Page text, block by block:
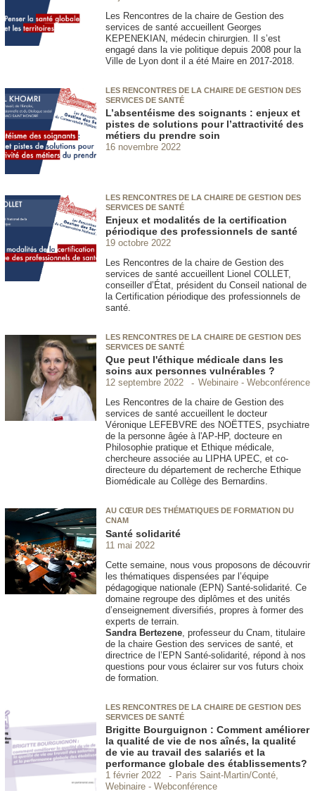
Les Rencontres de la chaire de Gestion des
services de santé accueillent Georges
KEPENEKIAN, médecin chirurgien. Il s’est
engagé dans la vie politique depuis 2008 pour la
Ville de Lyon dont il a été Maire en 2017-2018.
LES RENCONTRES DE LA CHAIRE DE GESTION DES
SERVICES DE SANTÉ
L’absentéisme des soignants : enjeux et
pistes de solutions pour l’attractivité des
métiers du prendre soin
16 novembre 2022
LES RENCONTRES DE LA CHAIRE DE GESTION DES
SERVICES DE SANTÉ
Enjeux et modalités de la certification
périodique des professionnels de santé
19 octobre 2022
Les Rencontres de la chaire de Gestion des
services de santé accueillent Lionel COLLET,
conseiller d’État, président du Conseil national de
la Certification périodique des professionnels de
santé.
LES RENCONTRES DE LA CHAIRE DE GESTION DES
SERVICES DE SANTÉ
Que peut l'éthique médicale dans les
soins aux personnes vulnérables ?
12 septembre 2022
Webinaire - Webconférence
Les Rencontres de la chaire de Gestion des
services de santé accueillent le docteur
Véronique LEFEBVRE des NOËTTES, psychiatre
de la personne âgée à l'AP-HP, docteure en
Philosophie pratique et Ethique médicale,
chercheure associée au LIPHA UPEC, et co-
directeure du département de recherche Ethique
Biomédicale au Collège des Bernardins.
AU CŒUR DES THÉMATIQUES DE FORMATION DU
CNAM
Santé solidarité
11 mai 2022
Cette semaine, nous vous proposons de découvrir
les thématiques dispensées par l’équipe
pédagogique nationale (EPN) Santé-solidarité. Ce
domaine regroupe des diplômes et des unités
d’enseignement diversifiés, propres à former des
experts de terrain.
Sandra Bertezene , professeur du Cnam, titulaire
de la chaire Gestion des services de santé, et
directrice de l’EPN Santé-solidarité, répond à nos
questions pour vous éclairer sur vos futurs choix
de formation.
LES RENCONTRES DE LA CHAIRE DE GESTION DES
SERVICES DE SANTÉ
Brigitte Bourguignon : Comment améliorer
la qualité de vie de nos aînés, la qualité
de vie au travail des salariés et la
performance globale des établissements?
1 février 2022
Paris Saint-Martin/Conté,
Webinaire - Webconférence